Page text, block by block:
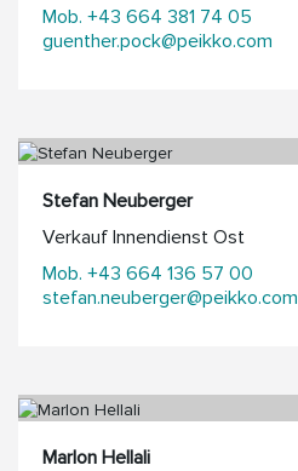
Mob. +43 664 381 74 05
guenther.pock@peikko.com
Stefan Neuberger
Verkauf Innendienst Ost
Mob. +43 664 136 57 00
stefan.neuberger@peikko.com
Marlon Hellali